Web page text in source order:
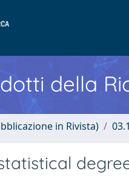
della
in Rivista)